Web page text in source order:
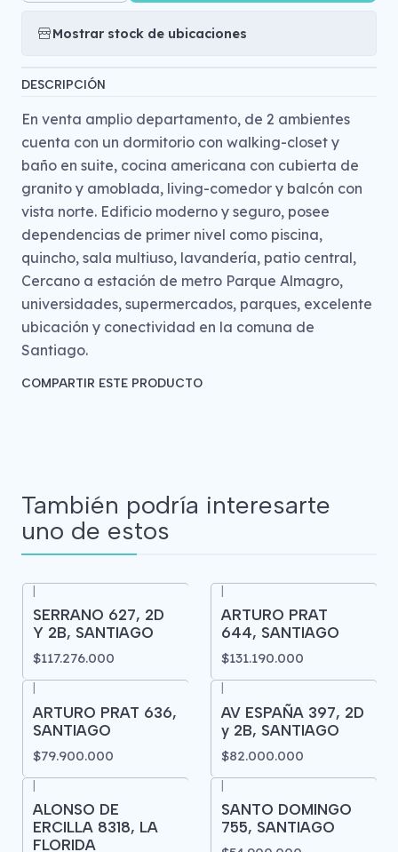
Mostrar stock de ubicaciones
DESCRIPCIÓN
En venta amplio departamento, de 2 ambientes
cuenta con un dormitorio con walking-closet y
baño en suite, cocina americana con cubierta de
granito y amoblada, living-comedor y balcón con
vista norte. Edificio moderno y seguro, posee
dependencias de primer nivel como piscina,
quincho, sala multiuso, lavandería, patio central,
Cercano a estación de metro Parque Almagro,
universidades, supermercados, parques, excelente
ubicación y conectividad en la comuna de
Santiago.
COMPARTIR ESTE PRODUCTO
También podría interesarte
uno de estos
SERRANO 627, 2D
Y 2B, SANTIAGO
$117.276.000
ARTURO PRAT
644, SANTIAGO
$131.190.000
ARTURO PRAT 636,
SANTIAGO
$79.900.000
AV ESPAÑA 397, 2D
y 2B, SANTIAGO
$82.000.000
ALONSO DE
ERCILLA 8318, LA
FLORIDA
SANTO DOMINGO
755, SANTIAGO